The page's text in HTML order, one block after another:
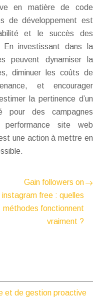
en matière de code
de développement est
et le succès des
En investissant dans la
peuvent dynamiser la
diminuer les coûts de
et encourager
la pertinence d’un
pour des campagnes
performance site web
une action à mettre en
Gain followers on
instagram free : quelles
méthodes fonctionnent
vraiment ?
et de gestion proactive